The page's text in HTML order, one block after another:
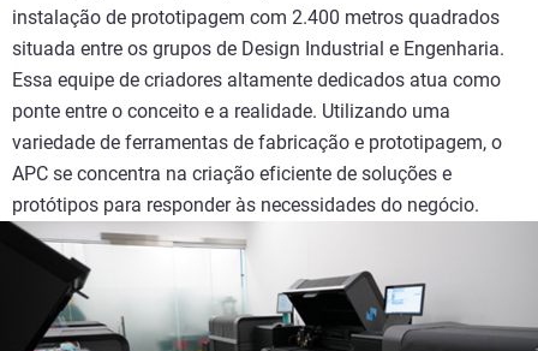
instalação de prototipagem com 2.400 metros quadrados
situada entre os grupos de Design Industrial e Engenharia.
Essa equipe de criadores altamente dedicados atua como
ponte entre o conceito e a realidade. Utilizando uma
variedade de ferramentas de fabricação e prototipagem, o
APC se concentra na criação eficiente de soluções e
protótipos para responder às necessidades do negócio.